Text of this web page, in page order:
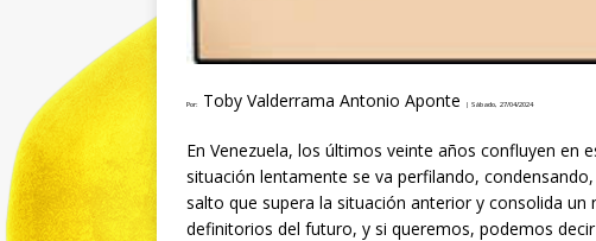
Por: Toby Valderrama Antonio Aponte | Sábado, 27/04/2024
En Venezuela, los últimos veinte años confluyen en
situación lentamente se va perfilando,
salto que supera la situación anterior y consolida
definitorios del futuro, y si queremos, podemos